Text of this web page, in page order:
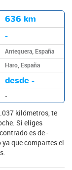
636 km
-
Antequera, España
Haro, España
desde -
-
kilómetros, te
Si eliges
es de -
que compartes el